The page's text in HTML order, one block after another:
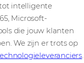
intelligente
Microsoft-
die jouw klanten
We zijn er trots op
.